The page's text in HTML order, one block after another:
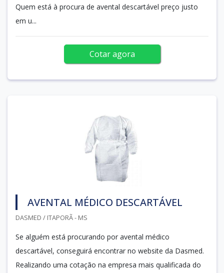
Quem está à procura de avental descartável preço justo
em u...
Cotar agora
AVENTAL MÉDICO DESCARTÁVEL
DASMED / ITAPORÃ - MS
Se alguém está procurando por avental médico
descartável, conseguirá encontrar no website da Dasmed.
Realizando uma cotação na empresa mais qualificada do